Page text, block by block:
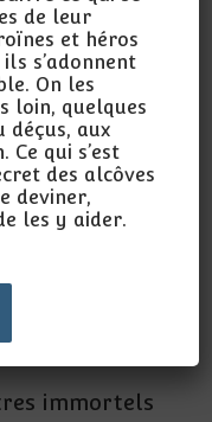
en avons
à
avaient tu.
lancée,
de
de
chansons,
les frasques
dans un
immortels
de leur
et héros
s’adonnent
On les
loin, quelques
déçus, aux
Ce qui s’est
des alcôves
deviner,
les y aider.